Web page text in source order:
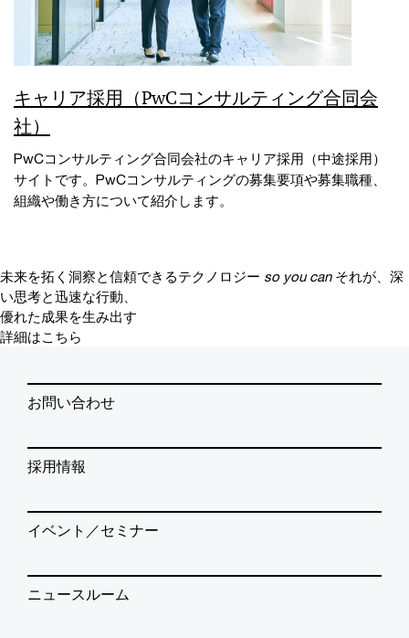
キャリア採用（PwCコンサルティング合同会
社）
PwCコンサルティング合同会社のキャリア採用（中途採用）
サイトです。PwCコンサルティングの募集要項や募集職種、
組織や働き方について紹介します。
未来を拓く洞察と信頼できるテクノロジー so you can それが、深
い思考と迅速な行動、
優れた成果を生み出す
詳細はこちら
お問い合わせ
採用情報
イベント／セミナー
ニュースルーム